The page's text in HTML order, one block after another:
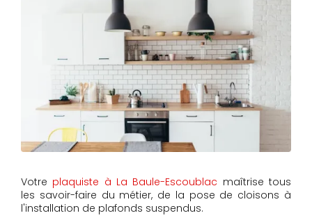
Votre plaquiste à La Baule-Escoublac maîtrise tous
les savoir-faire du métier, de la pose de cloisons à
l'installation de plafonds suspendus.